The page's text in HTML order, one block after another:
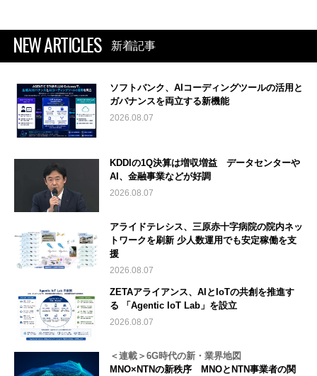
NEW ARTICLES 新着記事
ソフトバンク、AIコーディングツールの活用と
ガバナンスを両立する新機能
2026.08.07
KDDIの1Q決算は増収増益 データセンターや
AI、金融事業などが好調
2026.08.07
アライドテレシス、三原赤十字病院の院内ネッ
トワークを刷新 少人数運用でも安定稼働を支
援
2026.08.07
ZETAアライアンス、AIとIoTの共創を推進す
る 「Agentic IoT Lab」を設立
2026.08.07
＜連載＞6G時代の新・業界地図
MNO×NTNの新秩序 MNOとNTN事業者の関